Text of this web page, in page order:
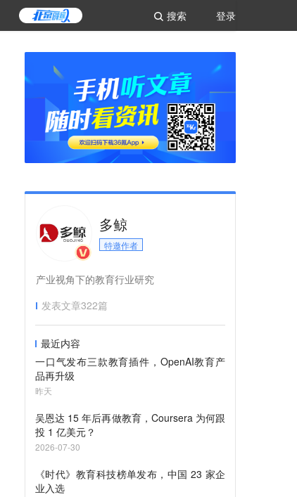
登录
搜索
多鲸
特邀作者
产业视角下的教育行业研究
发表文章322篇
最近内容
一口气发布三款教育插件，OpenAI教育产
品再升级
昨天
吴恩达 15 年后再做教育，Coursera 为何跟
投 1 亿美元？
2026-07-30
《时代》教育科技榜单发布，中国 23 家企
业入选